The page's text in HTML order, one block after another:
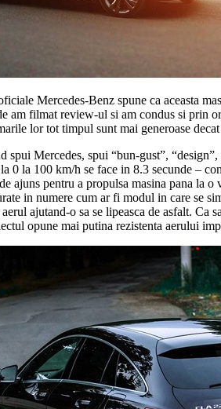
Mercedes-Benz spune ca aceasta
am filmat review-ul si am condus si prin
lor tot timpul sunt mai generoase
spui Mercedes, spui “bun-gust”,
0 la 100 km/h se face in 8.3 secunde –
ajuns pentru a propulsa masina pana la
in numere cum ar fi modul in care se
ajutand-o sa se lipeasca de asfalt.
opune mai putina rezistenta aerului